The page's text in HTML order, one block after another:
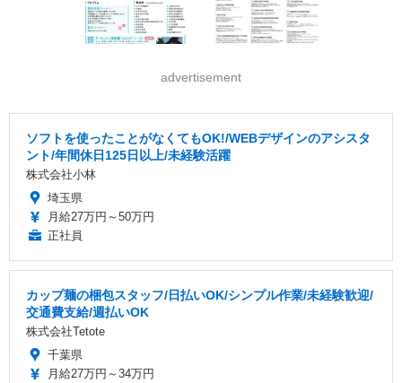
advertisement
ソフトを使ったことがなくてもOK!/WEBデザインのアシスタ
ント/年間休日125日以上/未経験活躍
株式会社小林
埼玉県
月給27万円～50万円
正社員
カップ麺の梱包スタッフ/日払いOK/シンプル作業/未経験歓迎/
交通費支給/週払いOK
株式会社Tetote
千葉県
月給27万円～34万円